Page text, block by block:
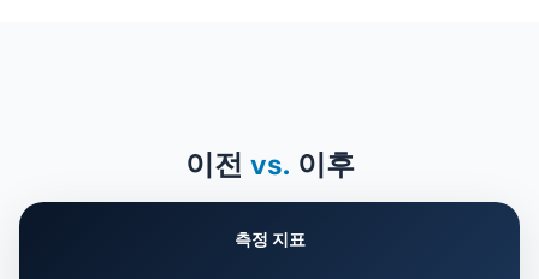
이전 vs. 이후
측정 지표